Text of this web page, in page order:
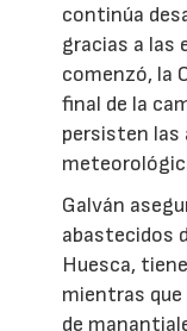
continúa
gracias a las
comenzó, la
final de la
persisten las
Galván
abastecidos
Huesca,
mientras que
de